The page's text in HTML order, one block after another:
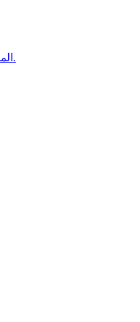
1. ما هو VBA، المفاهيم الأساسية.